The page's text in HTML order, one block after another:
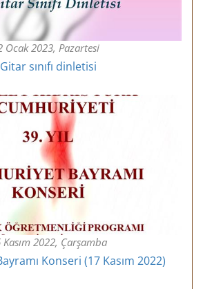
Ocak 2023, Pazartesi
Gitar sınıfı dinletisi
Kasım 2022, Çarşamba
Konseri (17 Kasım 2022)